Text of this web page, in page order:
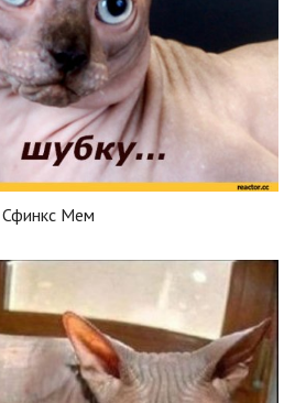
Сфинкс Мем